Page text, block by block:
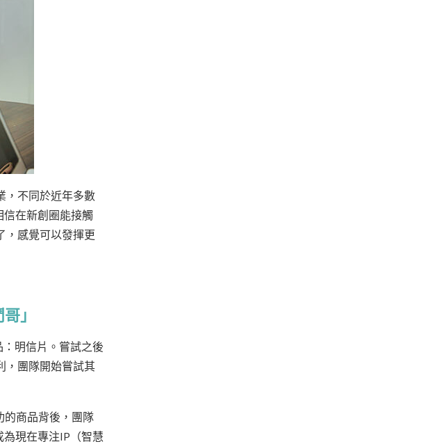
，不同於近年多數
信在新創圈能接觸
，感覺可以發揮更
」
明信片。嘗試之後
，團隊開始嘗試其
的商品背後，團隊
為現在專注IP（智慧